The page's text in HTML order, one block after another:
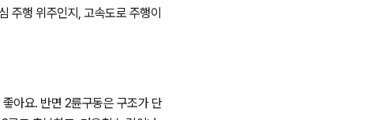
주행 위주인지, 고속도로 주행이
아요. 반면 2륜구동은 구조가 단